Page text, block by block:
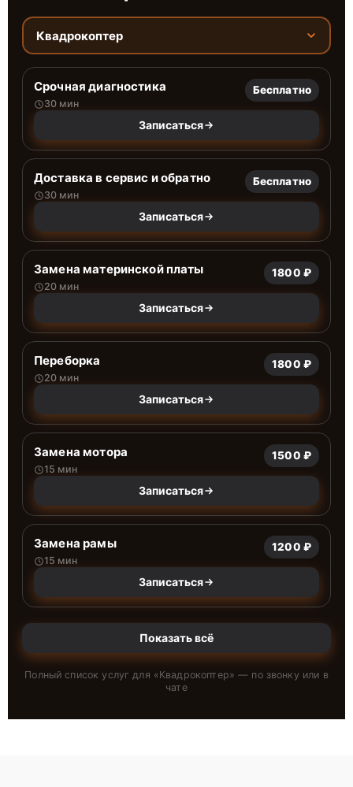
Квадрокоптер
Срочная диагностика
30 мин
Бесплатно
Записаться
Доставка в сервис и обратно
30 мин
Бесплатно
Записаться
Замена материнской платы
20 мин
1800 ₽
Записаться
Переборка
20 мин
1800 ₽
Записаться
Замена мотора
15 мин
1500 ₽
Записаться
Замена рамы
15 мин
1200 ₽
Записаться
Показать всё
Полный список услуг для «Квадрокоптер» — по звонку или в
чате